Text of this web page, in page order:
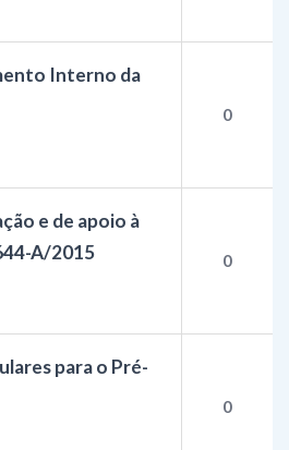
Interno da
0
e de apoio à
A/2015
0
para o Pré-
0